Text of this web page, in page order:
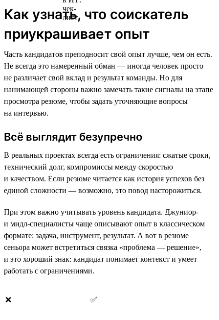
Как узнать, что соискатель
приукрашивает опыт
Часть кандидатов преподносит свой опыт лучше, чем он есть.
Не всегда это намеренный обман — иногда человек просто
не различает свой вклад и результат команды. Но для
нанимающей стороны важно замечать такие сигналы на этапе
просмотра резюме, чтобы задать уточняющие вопросы
на интервью.
Всё выглядит безупречно
В реальных проектах всегда есть ограничения: сжатые сроки,
технический долг, компромиссы между скоростью
и качеством. Если резюме читается как история успехов без
единой сложности — возможно, это повод насторожиться.
При этом важно учитывать уровень кандидата. Джуниор-
и мидл-специалисты чаще описывают опыт в классическом
формате: задача, инструмент, результат. А вот в резюме
сеньора может встретиться связка «проблема — решение»,
и это хороший знак: кандидат понимает контекст и умеет
работать с ограничениями.
❌ ✅